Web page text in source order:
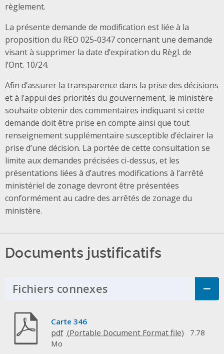
règlement.
La présente demande de modification est liée à la
proposition du REO 025-0347 concernant une demande
visant à supprimer la date d’expiration du Règl. de
l’Ont. 10/24.
Afin d’assurer la transparence dans la prise des décisions
et à l’appui des priorités du gouvernement, le ministère
souhaite obtenir des commentaires indiquant si cette
demande doit être prise en compte ainsi que tout
renseignement supplémentaire susceptible d’éclairer la
prise d’une décision. La portée de cette consultation se
limite aux demandes précisées ci-dessus, et les
présentations liées à d’autres modifications à l’arrêté
ministériel de zonage devront être présentées
conformément au cadre des arrêtés de zonage du
ministère.
Documents justificatifs
Fichiers connexes Click to Expand
Carte 346
pdf
7.78
Mo